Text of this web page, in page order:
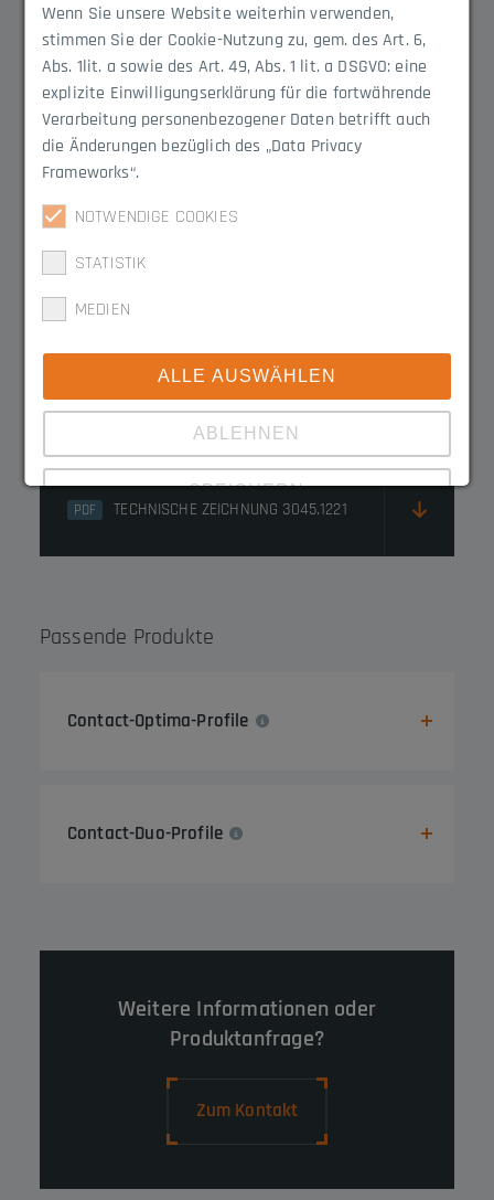
Lieferlängen
2 m
Flansch Vertikal
Ja
Produktvarianten
3045.1221
3045.1221FE
PDF TECHNISCHE ZEICHNUNG 3045.1221
Passende Produkte
Contact-Optima-Profile
Contact-Duo-Profile
Weitere Informationen oder
Produktanfrage?
Zum Kontakt
Wenn Sie unsere Website weiterhin verwenden,
stimmen Sie der Cookie-Nutzung zu, gem. des Art. 6,
Abs. 1lit. a sowie des Art. 49, Abs. 1 lit. a DSGVO: eine
explizite Einwilligungserklärung für die fortwährende
Verarbeitung personenbezogener Daten betrifft auch
die Änderungen bezüglich des „Data Privacy
Frameworks“.
NOTWENDIGE COOKIES
STATISTIK
MEDIEN
ALLE AUSWÄHLEN
ABLEHNEN
SPEICHERN